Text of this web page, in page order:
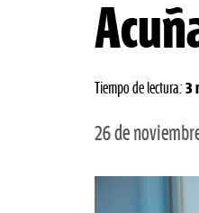
Tiempo de lectura: 3
26 de